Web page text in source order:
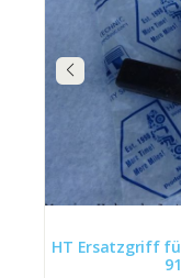
HT Ersatzgriff